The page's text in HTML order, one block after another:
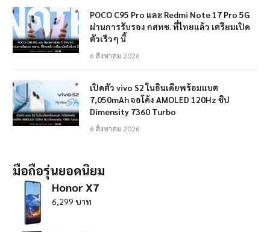
POCO C95 Pro และ Redmi Note 17 Pro 5G
ผ่านการรับรอง กสทช. ที่ไทยแล้ว เตรียมเปิด
ตัวเร็วๆ นี้
6 สิงหาคม 2026
เปิดตัว vivo S2 ในอินเดียพร้อมแบต
7,050mAh จอโค้ง AMOLED 120Hz ชิป
Dimensity 7360 Turbo
6 สิงหาคม 2026
มือถือรุ่นยอดนิยม
Honor X7
6,299 บาท